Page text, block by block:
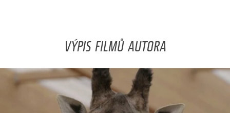
VÝPIS FILMŮ AUTORA